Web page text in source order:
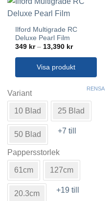
Ilford Multigrade RC
Deluxe Pearl Film
349 kr – 13,390 krPrisintervall:
till
13,390 kr
Visa produkt
här
produkten
har
flera
varianter.
De
olika
kan
väljas
på
Variant
10 Blad 25 Blad
50 Blad +7 till
Pappersstorlek
61cm 127cm
20.3cm +19 till
RENSA